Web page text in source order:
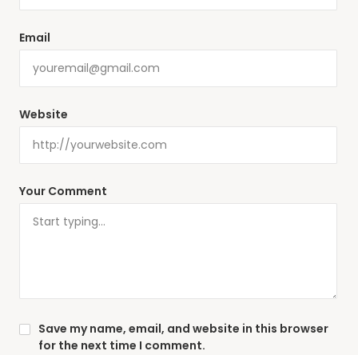
Your Comment
Email
Website
Save my name, email, and website in this browser
for the next time I comment.